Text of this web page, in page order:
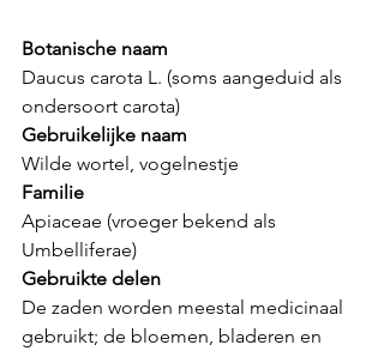
Botanische naam
Daucus carota L. (soms aangeduid als
ondersoort carota)
Gebruikelijke naam
Wilde wortel, vogelnestje
Familie
Apiaceae (vroeger bekend als
Umbelliferae)
Gebruikte delen
De zaden worden meestal medicinaal
gebruikt; de bloemen, bladeren en